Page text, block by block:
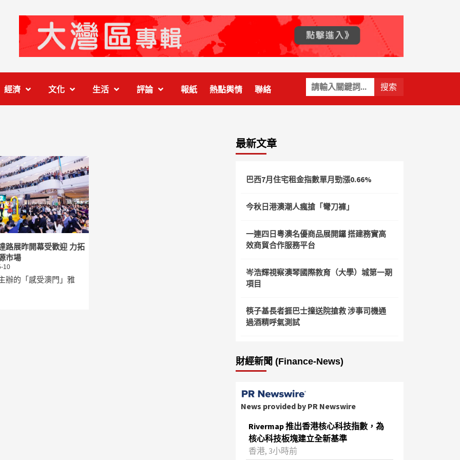
關
鍵
字:
經濟 文化 生活 評論 報紙 熱點輿情 聯絡
路展昨開幕受歡迎 力拓
市場
10
辦的「感受澳門」雅
最新文章
巴西7月住宅租金指數單月勁漲0.66%
今秋日港澳潮人瘋搶「彎刀褲」
一連四日粵澳名優商品展開鑼 搭建務實高
效商貿合作服務平台
岑浩輝視察澳琴國際教育（大學）城第一期
項目
筷子基長者捱巴士撞送院搶救 涉事司機通
過酒精呼氣測試
財經新聞 (Finance-News)
News provided by PR Newswire
Rivermap 推出香港核心科技指數，為
核心科技板塊建立全新基準
香港, 3小時前